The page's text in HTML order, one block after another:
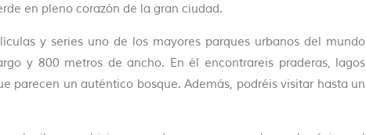
en pleno corazón de la gran ciudad.
y series uno de los mayores parques urbanos del mundo
y 800 metros de ancho. En él encontrareis praderas, lagos
parecen un auténtico bosque. Además, podréis visitar hasta un